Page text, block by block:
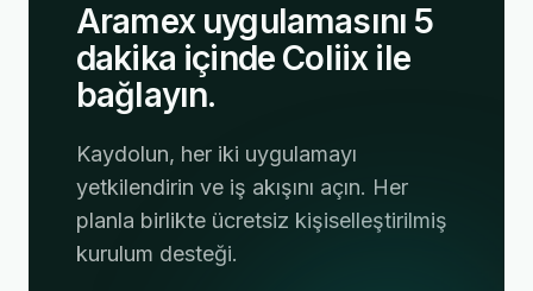
Aramex uygulamasını 5
dakika içinde Coliix ile
bağlayın.
Kaydolun, her iki uygulamayı
yetkilendirin ve iş akışını açın. Her
planla birlikte ücretsiz kişiselleştirilmiş
kurulum desteği.